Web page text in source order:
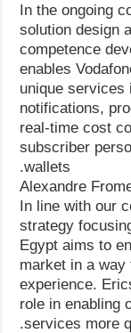
In the ongoing
solution design
competence
enables
unique services
notifications,
real-time cost
subscriber
wallets.
Alexandre
In line with our
strategy
Egypt aims to
market in a
experience.
role in enabling
services more